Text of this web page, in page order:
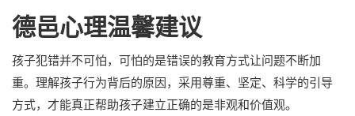
德邑心理温馨建议
孩子犯错并不可怕，可怕的是错误的教育方式让问题不断加
重。理解孩子行为背后的原因，采用尊重、坚定、科学的引导
方式，才能真正帮助孩子建立正确的是非观和价值观。